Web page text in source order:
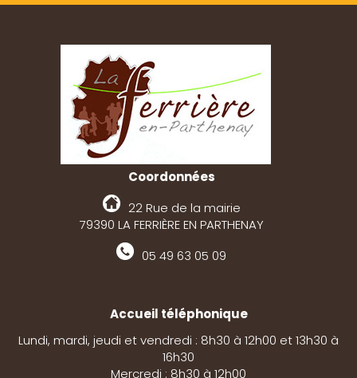
Coordonnées
22 Rue de la mairie
79390 LA FERRIÈRE EN PARTHENAY
05 49 63 05 09
Accueil téléphonique
Lundi, mardi, jeudi et vendredi : 8h30 à 12h00 et 13h30 à
16h30
Mercredi : 8h30 à 12h00